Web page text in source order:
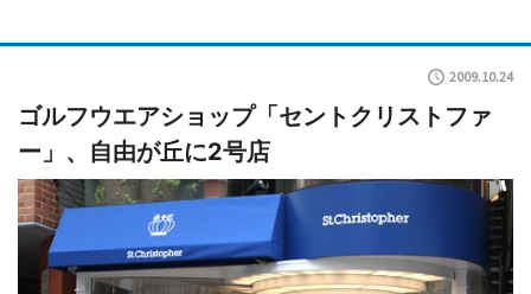
2009.10.24
ゴルフウエアショップ「セントクリストファ
ー」、自由が丘に2号店